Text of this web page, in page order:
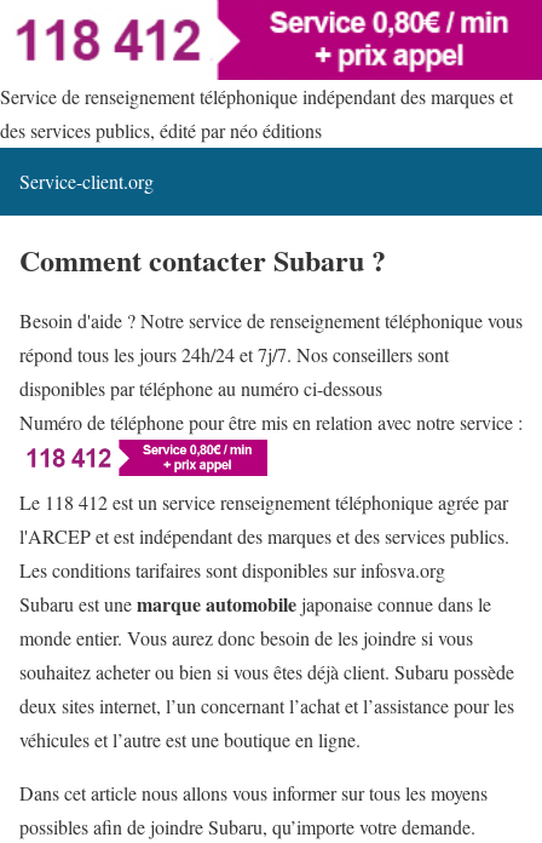
Service de renseignement téléphonique indépendant des marques et
des services publics, édité par néo éditions
Service-client.org
Comment contacter Subaru ?
Besoin d'aide ? Notre service de renseignement téléphonique vous
répond tous les jours 24h/24 et 7j/7. Nos conseillers sont
disponibles par téléphone au numéro ci-dessous
Numéro de téléphone pour être mis en relation avec notre service :
Le 118 412 est un service renseignement téléphonique agrée par
l'ARCEP et est indépendant des marques et des services publics.
Les conditions tarifaires sont disponibles sur infosva.org
Subaru est unemarque automobilejaponaise connue dans le
monde entier. Vous aurez donc besoin de les joindre si vous
souhaitez acheter ou bien si vous êtes déjà client. Subaru possède
deux sites internet, l’un concernant l’achat et l’assistance pour les
véhicules et l’autre est une boutique en ligne.
Dans cet article nous allons vous informer sur tous les moyens
possibles afin de joindre Subaru, qu’importe votre demande.